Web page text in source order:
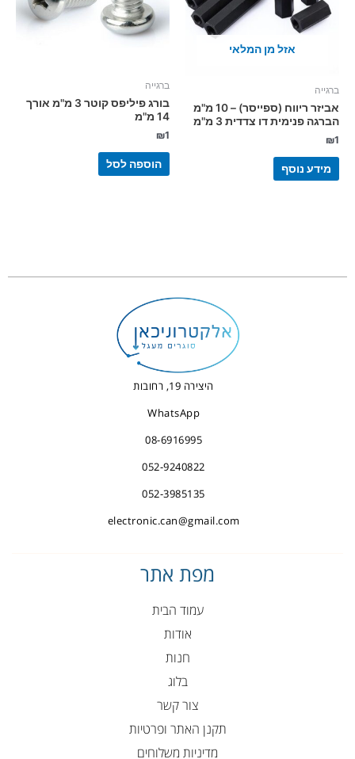
אזל מן המלאי
ברגייה
אביזר ריווח (ספייסר) – 10 מ"מ
הברגה פנימית דו צדדית 3 מ"מ
₪1
מידע נוסף
ברגייה
בורג פיליפס קוטר 3 מ"מ אורך
14 מ"מ
₪1
הוספה לסל
היצירה 19, רחובות
WhatsApp
08-6916995
052-9240822
052-3985135
electronic.can@gmail.com
מפת אתר
עמוד הבית
אודות
חנות
בלוג
צור קשר
תקנן האתר ופרטיות
מדיניות משלוחים